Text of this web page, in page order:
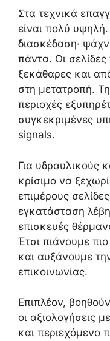
Στα τεχνικά
είναι πολύ
διασκέδαση·
πάντα. Οι σελίδες
ξεκάθαρες και
στη μετατροπή.
περιοχές
συγκεκριμένες
signals.
Για υδραυλικούς
κρίσιμο να
επιμέρους
εγκατάσταση
επισκευές
Έτσι πιάνουμε
και αυξάνουμε
επικοινωνίας.
Επιπλέον,
οι αξιολογήσεις
και περιεχόμενο